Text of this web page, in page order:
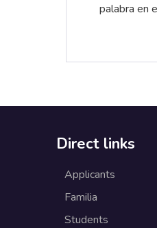
palabra en
Direct links
Applicants
Familia
Students